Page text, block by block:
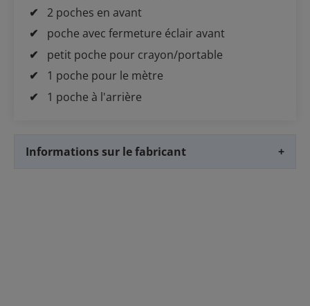
2 poches en avant
poche avec fermeture éclair avant
petit poche pour crayon/portable
1 poche pour le mètre
1 poche à l'arrière
Informations sur le fabricant +